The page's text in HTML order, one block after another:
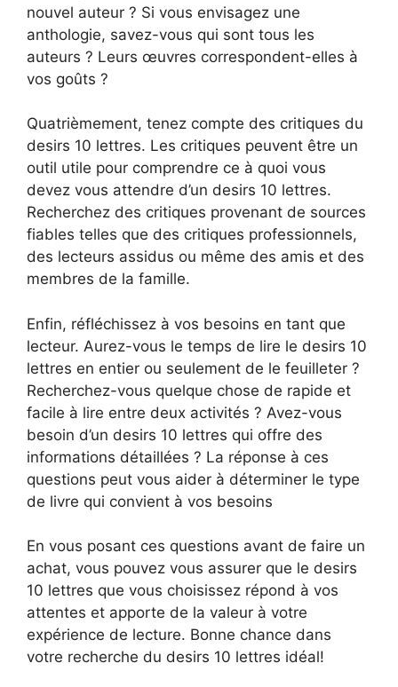
nouvel auteur ? Si vous envisagez une
anthologie, savez-vous qui sont tous les
auteurs ? Leurs œuvres correspondent-elles à
vos goûts ?
Quatrièmement, tenez compte des critiques du
desirs 10 lettres. Les critiques peuvent être un
outil utile pour comprendre ce à quoi vous
devez vous attendre d’un desirs 10 lettres.
Recherchez des critiques provenant de sources
fiables telles que des critiques professionnels,
des lecteurs assidus ou même des amis et des
membres de la famille.
Enfin, réfléchissez à vos besoins en tant que
lecteur. Aurez-vous le temps de lire le desirs 10
lettres en entier ou seulement de le feuilleter ?
Recherchez-vous quelque chose de rapide et
facile à lire entre deux activités ? Avez-vous
besoin d’un desirs 10 lettres qui offre des
informations détaillées ? La réponse à ces
questions peut vous aider à déterminer le type
de livre qui convient à vos besoins
En vous posant ces questions avant de faire un
achat, vous pouvez vous assurer que le desirs
10 lettres que vous choisissez répond à vos
attentes et apporte de la valeur à votre
expérience de lecture. Bonne chance dans
votre recherche du desirs 10 lettres idéal!